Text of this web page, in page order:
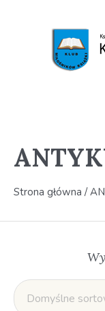
Strona główna /